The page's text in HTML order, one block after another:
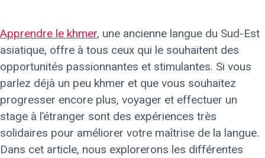
Apprendre le khmer, une ancienne langue du Sud-Est
asiatique, offre à tous ceux qui le souhaitent des
opportunités passionnantes et stimulantes. Si vous
parlez déjà un peu khmer et que vous souhaitez
progresser encore plus, voyager et effectuer un
stage à l’étranger sont des expériences très
solidaires pour améliorer votre maîtrise de la langue.
Dans cet article, nous explorerons les différentes